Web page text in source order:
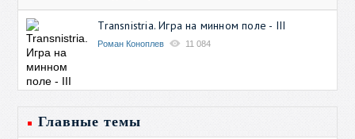
Transnistria. Игра на минном поле - III
Роман Коноплев 11 084
Главные темы